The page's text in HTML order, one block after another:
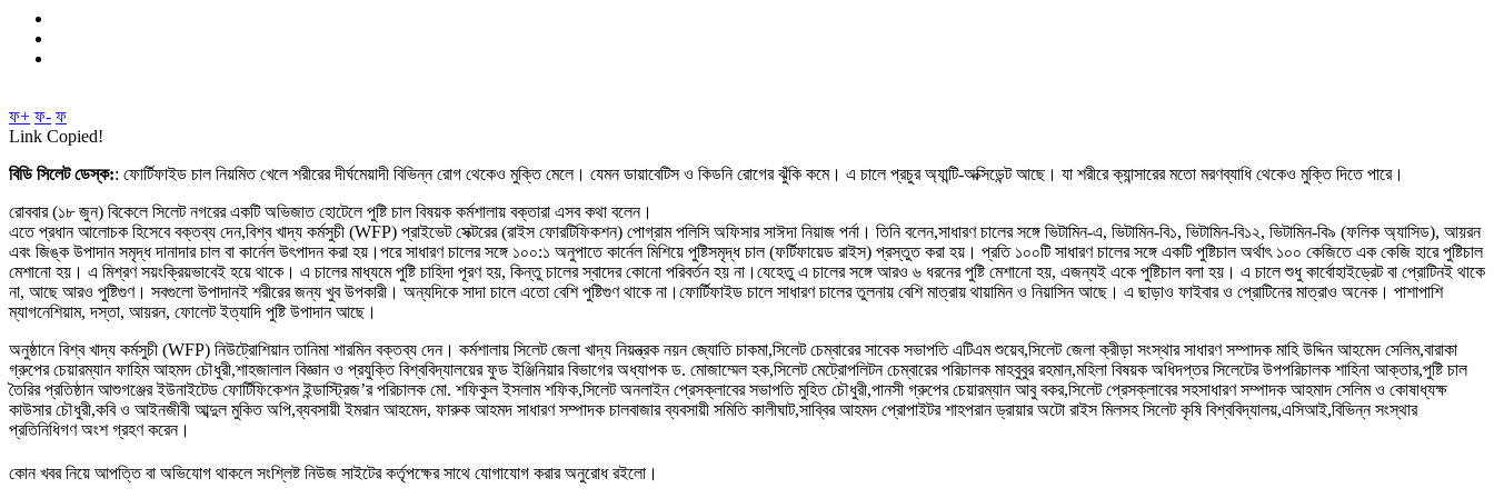
ফ+ ফ- ফ
Link Copied!
বিডি সিলেট ডেস্ক:: ফোর্টিফাইড চাল নিয়মিত খেলে শরীরের দীর্ঘমেয়াদী বিভিন্ন রোগ থেকেও মুক্তি মেলে। যেমন ডায়াবেটিস ও কিডনি রোগের ঝুঁকি কমে। এ চালে প্রচুর অ্যান্টি-অক্সিডেন্ট আছে। যা শরীরে ক্যান্সারের মতো মরণব্যাধি থেকেও মুক্তি দিতে পারে।
রোববার (১৮ জুন) বিকেলে সিলেট নগরের একটি অভিজাত হোটেলে পুষ্টি চাল বিষয়ক কর্মশালায় বক্তারা এসব কথা বলেন।
এতে প্রধান আলোচক হিসেবে বক্তব্য দেন,বিশ্ব খাদ্য কর্মসুচী (WFP) প্রাইভেট সেক্টরের (রাইস ফোরটিফিকশন) পোগ্রাম পলিসি অফিসার সাঈদা নিয়াজ পর্না। তিনি বলেন,সাধারণ চালের সঙ্গে ভিটামিন-এ, ভিটামিন-বি১, ভিটামিন-বি১২, ভিটামিন-বি৯ (ফলিক অ্যাসিড), আয়রন
এবং জিঙ্ক উপাদান সমৃদ্ধ দানাদার চাল বা কার্নেল উৎপাদন করা হয়।পরে সাধারণ চালের সঙ্গে ১০০:১ অনুপাতে কার্নেল মিশিয়ে পুষ্টিসমৃদ্ধ চাল (ফর্টিফায়েড রাইস) প্রস্তুত করা হয়। প্রতি ১০০টি সাধারণ চালের সঙ্গে একটি পুষ্টিচাল অর্থাৎ ১০০ কেজিতে এক কেজি হারে পুষ্টিচাল
মেশানো হয়। এ মিশ্রণ সয়ংক্রিয়ভাবেই হয়ে থাকে। এ চালের মাধ্যমে পুষ্টি চাহিদা পূরণ হয়, কিন্তু চালের স্বাদের কোনো পরিবর্তন হয় না।যেহেতু এ চালের সঙ্গে আরও ৬ ধরনের পুষ্টি মেশানো হয়, এজন্যই একে পুষ্টিচাল বলা হয়। এ চালে শুধু কার্বোহাইড্রেট বা প্রোটিনই থাকে
না, আছে আরও পুষ্টিগুণ। সবগুলো উপাদানই শরীরের জন্য খুব উপকারী। অন্যদিকে সাদা চালে এতো বেশি পুষ্টিগুণ থাকে না।ফোর্টিফাইড চালে সাধারণ চালের তুলনায় বেশি মাত্রায় থায়ামিন ও নিয়াসিন আছে। এ ছাড়াও ফাইবার ও প্রোটিনের মাত্রাও অনেক। পাশাপাশি
ম্যাগনেশিয়াম, দস্তা, আয়রন, ফোলেট ইত্যাদি পুষ্টি উপাদান আছে।
অনুষ্ঠানে বিশ্ব খাদ্য কর্মসুচী (WFP) নিউট্রোশিয়ান তানিমা শারমিন বক্তব্য দেন। কর্মশালায় সিলেট জেলা খাদ্য নিয়ন্ত্রক নয়ন জ্যোতি চাকমা,সিলেট চেম্বারের সাবেক সভাপতি এটিএম শুয়েব,সিলেট জেলা ক্রীড়া সংস্থার সাধারণ সম্পাদক মাহি উদ্দিন আহমেদ সেলিম,বারাকা
গ্রুপের চেয়ারম্যান ফাহিম আহমদ চৌধুরী,শাহজালাল বিজ্ঞান ও প্রযুক্তি বিশ্ববিদ্যালয়ের ফুড ইঞ্জিনিয়ার বিভাগের অধ্যাপক ড. মোজাম্মেল হক,সিলেট মেট্রোপলিটন চেম্বারের পরিচালক মাহবুবুর রহমান,মহিলা বিষয়ক অধিদপ্তর সিলেটের উপপরিচালক শাহিনা আক্তার,পুষ্টি চাল
তৈরির প্রতিষ্ঠান আশুগঞ্জের ইউনাইটেড ফোর্টিফিকেশন ইন্ডাস্ট্রিজ’র পরিচালক মো. শফিকুল ইসলাম শফিক,সিলেট অনলাইন প্রেসক্লাবের সভাপতি মুহিত চৌধুরী,পানসী গ্রুপের চেয়ারম্যান আবু বকর,সিলেট প্রেসক্লাবের সহসাধারণ সম্পাদক আহমাদ সেলিম ও কোষাধ্যক্ষ
কাউসার চৌধুরী,কবি ও আইনজীবী আব্দুল মুকিত অপি,ব্যবসায়ী ইমরান আহমেদ, ফারুক আহমদ সাধারণ সম্পাদক চালবাজার ব্যবসায়ী সমিতি কালীঘাট,সাব্বির আহমদ প্রোপাইটর শাহপরান ড্রায়ার অটো রাইস মিলসহ সিলেট কৃষি বিশ্ববিদ্যালয়,এসিআই,বিভিন্ন সংস্থার
প্রতিনিধিগণ অংশ গ্রহণ করেন।
কোন খবর নিয়ে আপত্তি বা অভিযোগ থাকলে সংশ্লিষ্ট নিউজ সাইটের কর্তৃপক্ষের সাথে যোগাযোগ করার অনুরোধ রইলো।